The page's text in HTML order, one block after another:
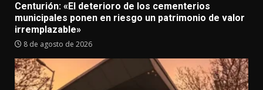
Centurión: «El deterioro de los cementerios
municipales ponen en riesgo un patrimonio de valor
irremplazable»
8 de agosto de 2026